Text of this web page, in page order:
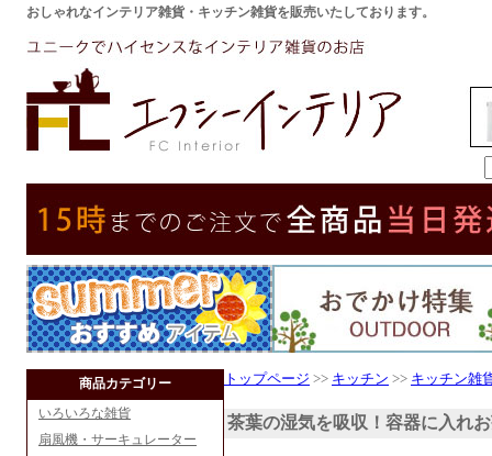
おしゃれなインテリア雑貨・キッチン雑貨を販売いたしております。
商品カテゴリー
いろいろな雑貨
扇風機・サーキュレーター
トップページ >> キッチン >> キッチン雑
茶葉の湿気を吸収！容器に入れ